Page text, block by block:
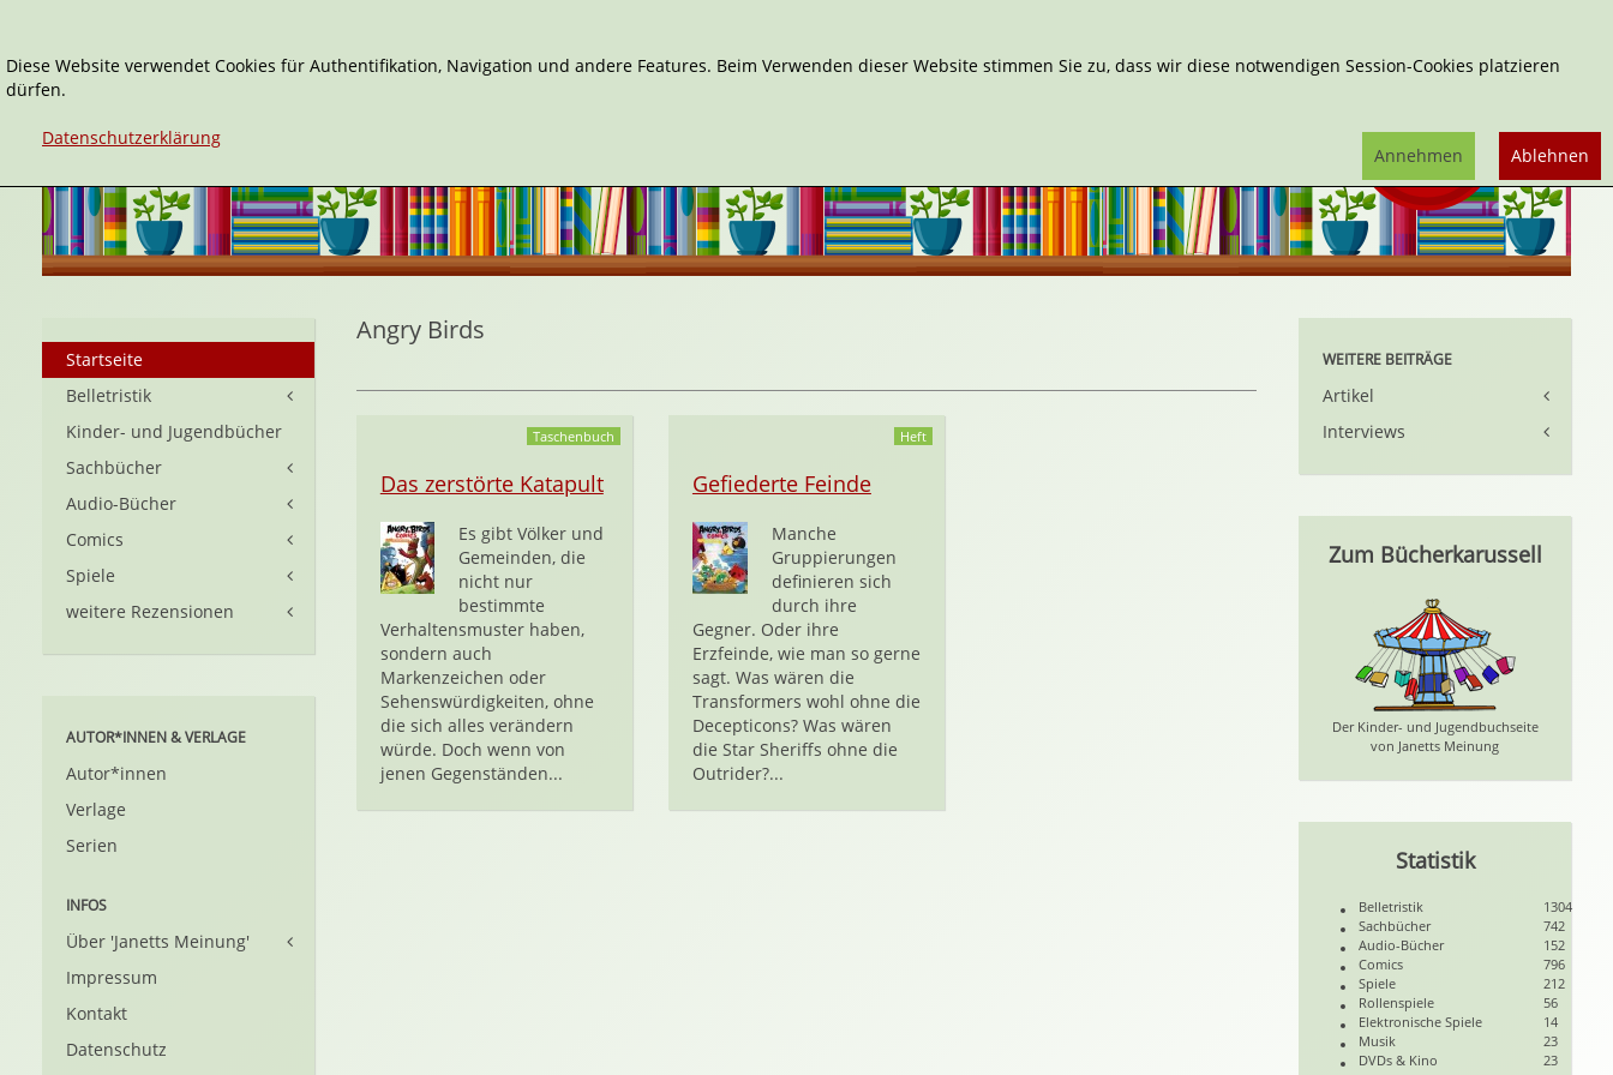
Angry Birds
Taschenbuch
Das zerstörte Katapult
Es gibt Völker und
Gemeinden, die
nicht nur
bestimmte
Verhaltensmuster haben,
sondern auch
Markenzeichen oder
Sehenswürdigkeiten, ohne
die sich alles verändern
würde. Doch wenn von
jenen Gegenständen...
Heft
Gefiederte Feinde
Manche
Gruppierungen
definieren sich
durch ihre
Gegner. Oder ihre
Erzfeinde, wie man so gerne
sagt. Was wären die
Transformers wohl ohne die
Decepticons? Was wären
die Star Sheriffs ohne die
Outrider?...
Startseite
Belletristik
Kinder- und Jugendbücher
Sachbücher
Audio-Bücher
Comics
Spiele
weitere Rezensionen
AUTOR*INNEN & VERLAGE
Autor*innen
Verlage
Serien
INFOS
Über 'Janetts Meinung'
Impressum
Kontakt
Datenschutz
WEITERE BEITRÄGE
Artikel
Interviews
Zum Bücherkarussell
Der Kinder- und Jugendbuchseite
von Janetts Meinung
Statistik
Belletristik
1304
Sachbücher
742
Audio-Bücher
152
Comics
796
Spiele
212
Rollenspiele
56
Elektronische Spiele
14
Musik
23
DVDs & Kino
23
Diese Website verwendet Cookies für Authentifikation, Navigation und andere Features. Beim Verwenden dieser Website stimmen Sie zu, dass wir diese notwendigen Session-Cookies platzieren
dürfen.
Datenschutzerklärung
Ablehnen
Annehmen